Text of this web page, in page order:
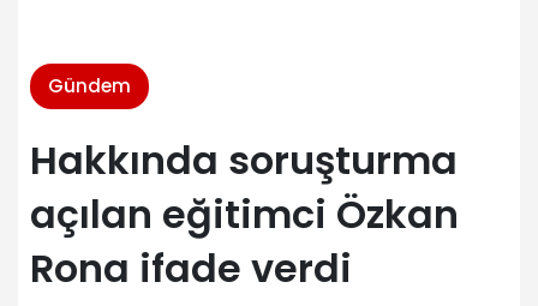
Gündem
Hakkında soruşturma
açılan eğitimci Özkan
Rona ifade verdi